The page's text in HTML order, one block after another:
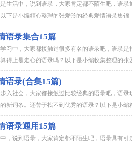
生活中，说到语录，大家肯定都不陌生吧，语
下是小编精心整理的张爱玲的经典爱情语录集锦
语录集合15篇
习中，大家都接触过很多有名的语录吧，语录
得上是走心的语录吗？以下是小编收集整理的张
语录(合集15篇)
入社会，大家都接触过比较经典的语录吧，语
新词条。还苦于找不到优秀的语录？以下是小编
语录通用15篇
，说到语录，大家肯定都不陌生吧，语录具有